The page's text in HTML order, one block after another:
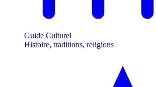
Guide Culturel
Histoire, traditions, religions